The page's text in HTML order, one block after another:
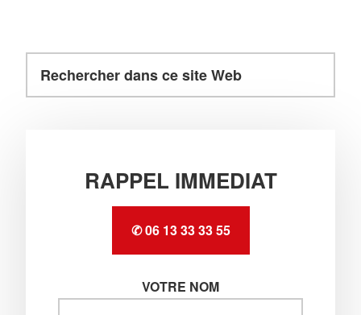
Barre
latérale
dans
RAPPEL IMMEDIAT
✆ 06 13 33 33 55
VOTRE NOM